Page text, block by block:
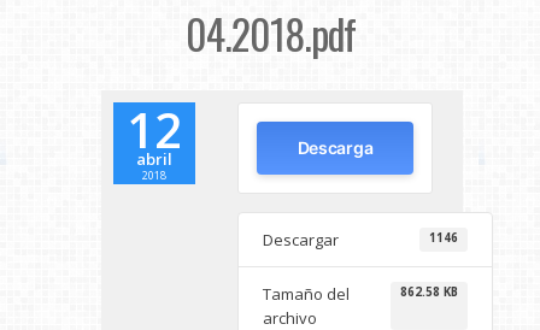
04.2018.pdf
12
abril
2018
Descarga
Descargar 1146
Tamaño del
archivo
862.58 KB